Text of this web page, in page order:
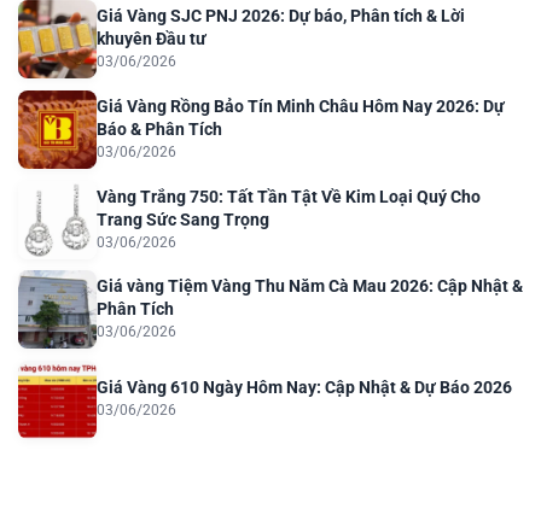
Giá Vàng SJC PNJ 2026: Dự báo, Phân tích & Lời
khuyên Đầu tư
03/06/2026
Giá Vàng Rồng Bảo Tín Minh Châu Hôm Nay 2026: Dự
Báo & Phân Tích
03/06/2026
Vàng Trắng 750: Tất Tần Tật Về Kim Loại Quý Cho
Trang Sức Sang Trọng
03/06/2026
Giá vàng Tiệm Vàng Thu Năm Cà Mau 2026: Cập Nhật &
Phân Tích
03/06/2026
Giá Vàng 610 Ngày Hôm Nay: Cập Nhật & Dự Báo 2026
03/06/2026